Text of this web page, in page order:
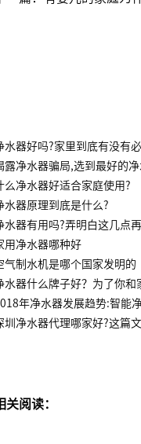
水器好吗?家里到底有没有
露净水器骗局,选到最好的
么净水器好适合家庭使用?
水器原理到底是什么?
水器有用吗?弄明白这几点
用净水器哪种好
气制水机是哪个国家发明的
水器什么牌子好？为了你
年净水器发展趋势:智能
圳净水器代理哪家好?这篇
关阅读：